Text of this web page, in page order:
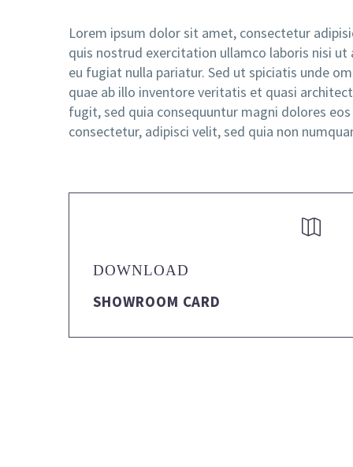
Lorem ipsum dolor sit amet, consectetur
quis nostrud exercitation ullamco laboris nisi
eu fugiat nulla pariatur. Sed ut spiciatis unde
quae ab illo inventore veritatis et quasi
fugit, sed quia consequuntur magni dolores
consectetur, adipisci velit, sed quia non


DOWNLOAD
SHOWROOM CARD